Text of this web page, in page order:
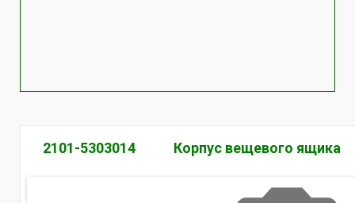
2101-5303014 Корпус вещевого ящика